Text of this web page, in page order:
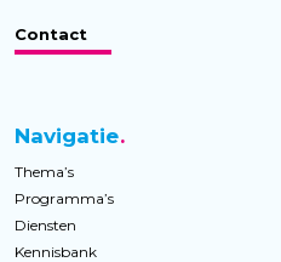
Contact
Navigatie
Thema’s
Programma’s
Diensten
Kennisbank